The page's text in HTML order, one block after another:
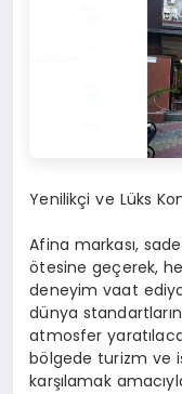
Yenilikçi ve Lüks
Afina markası,
ötesine geçerek,
deneyim vaat
dünya
atmosfer
bölgede turizm ve
karşılamak